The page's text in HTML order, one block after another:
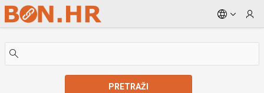
Skip to Main Content
PRETRAŽI